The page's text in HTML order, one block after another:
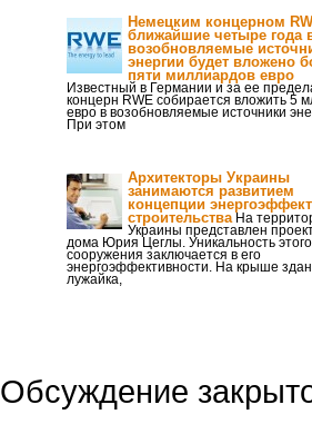
Немецким концерном
ближайшие четыре года
возобновляемые
энергии будет вложено
пяти миллиардов евро
Известный в Германии и за ее
концерн RWE собирается вложить 5
евро в возобновляемые источники
При этом
Архитекторы Украины
занимаются развитием
концепции
строительстваНа
Украины представлен
дома Юрия Цеглы. Уникальность этого
сооружения заключается в его
энергоэффективности. На крыше
лужайка,
Обсуждение